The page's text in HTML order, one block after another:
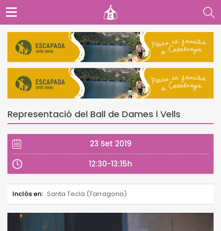
Representació del Ball de Dames i Vells
23 Set 2019
12:30-13:15h
Inclòs en: Santa Tecla (Tarragona)